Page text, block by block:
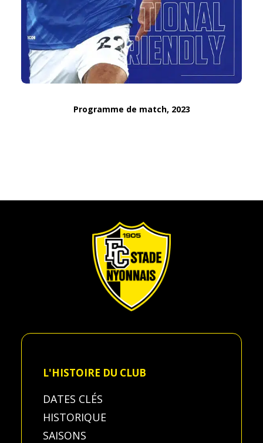
Programme de match, 2023
L'HISTOIRE DU CLUB
DATES CLÉS
HISTORIQUE
SAISONS